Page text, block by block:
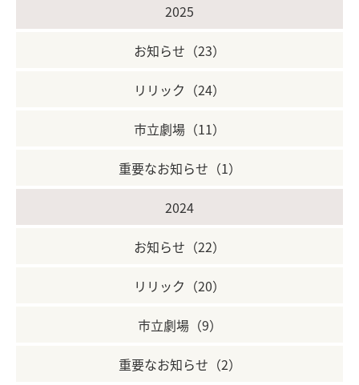
2025
お知らせ（23）
リリック（24）
市立劇場（11）
重要なお知らせ（1）
2024
お知らせ（22）
リリック（20）
市立劇場（9）
重要なお知らせ（2）